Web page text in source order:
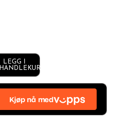
LEGG I
HANDLEKURV